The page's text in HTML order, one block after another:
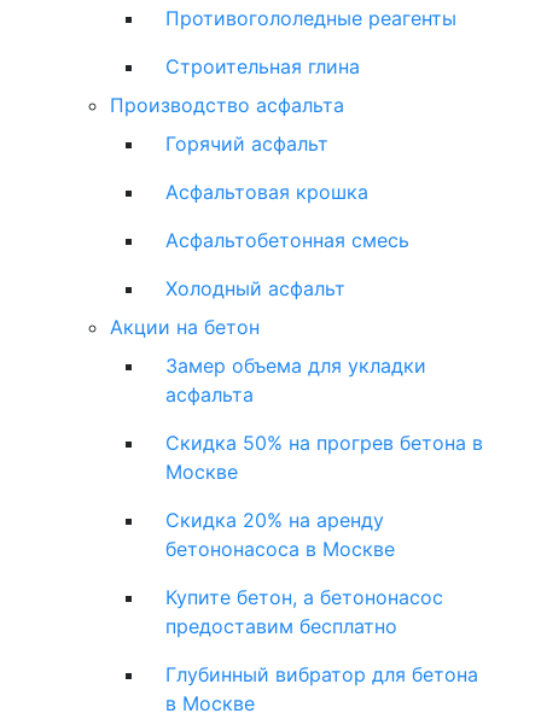
Противогололедные реагенты
Строительная глина
Производство асфальта
Горячий асфальт
Асфальтовая крошка
Асфальтобетонная смесь
Холодный асфальт
Акции на бетон
Замер объема для укладки
асфальта
Скидка 50% на прогрев бетона в
Москве
Скидка 20% на аренду
бетононасоса в Москве
Купите бетон, а бетононасос
предоставим бесплатно
Глубинный вибратор для бетона
в Москве